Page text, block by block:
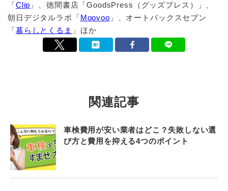
「Clip 」、徳間書店「GoodsPress（グッズプレス）」、
朝日デジタルラボ「Moovoo 」、オートバックスセブン
「暮らしとくるま 」ほか
関連記事
車検費用が安い業者はどこ？失敗しない選
び方と費用を抑える4つのポイント